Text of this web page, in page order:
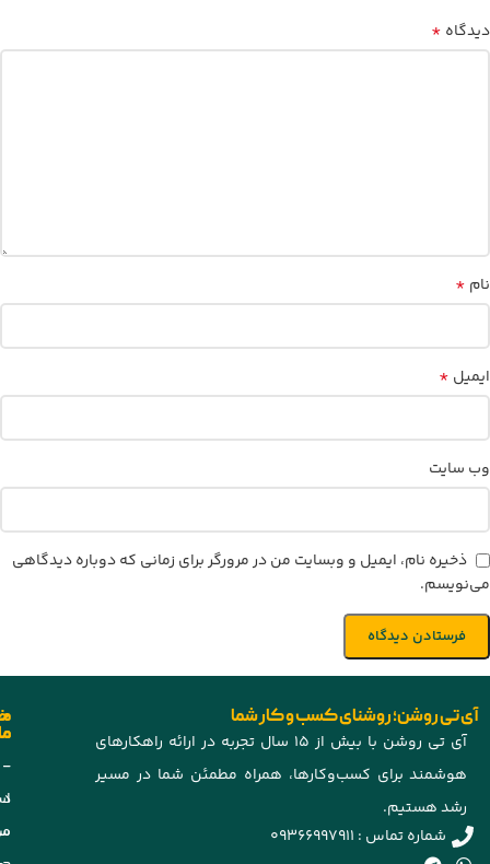
دیدگاه *
نام *
ایمیل *
وب‌ سایت
ذخیره نام، ایمیل و وبسایت من در مرورگر برای زمانی که دوباره دیدگاهی
می‌نویسم.
آی تی روشن؛ روشنای کسب و کار شما
آی تی روشن با بیش از ۱۵ سال تجربه در ارائه راهکارهای
هوشمند برای کسب‌وکارها، همراه مطمئن شما در مسیر
رشد هستیم.
شماره تماس : 09366997911
-
-